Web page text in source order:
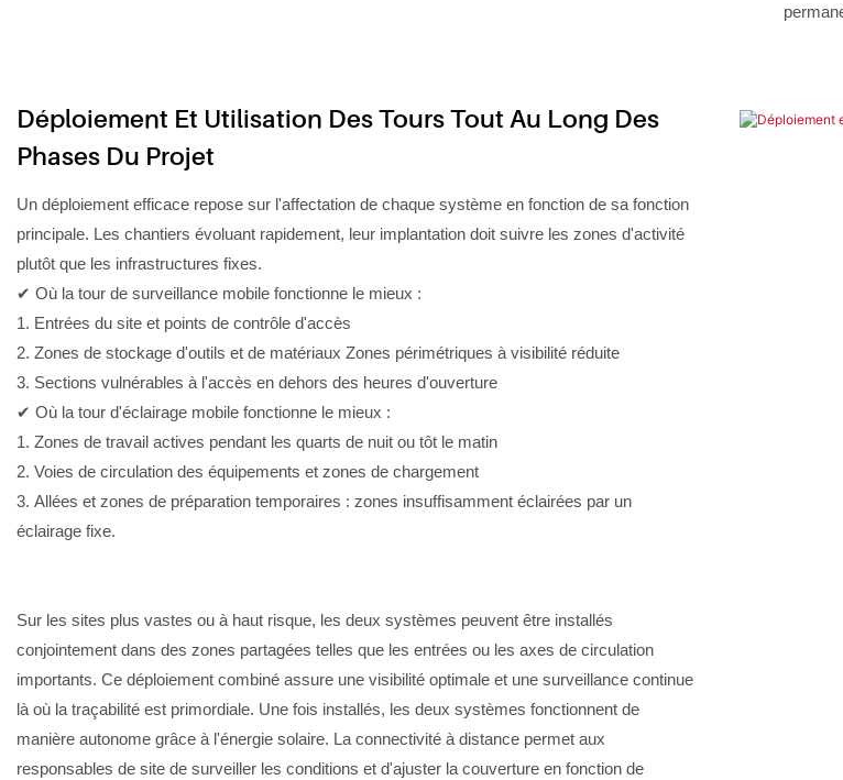
Déploiement Et Utilisation Des Tours Tout Au Long Des
Phases Du Projet
Un déploiement efficace repose sur l'affectation de chaque système en fonction de sa fonction
principale. Les chantiers évoluant rapidement, leur implantation doit suivre les zones d'activité
plutôt que les infrastructures fixes.
✔ Où la tour de surveillance mobile fonctionne le mieux :
1. Entrées du site et points de contrôle d'accès
2. Zones de stockage d'outils et de matériaux Zones périmétriques à visibilité réduite
3. Sections vulnérables à l'accès en dehors des heures d'ouverture
✔ Où la tour d'éclairage mobile fonctionne le mieux :
1. Zones de travail actives pendant les quarts de nuit ou tôt le matin
2. Voies de circulation des équipements et zones de chargement
3. Allées et zones de préparation temporaires : zones insuffisamment éclairées par un
éclairage fixe.
Sur les sites plus vastes ou à haut risque, les deux systèmes peuvent être installés
conjointement dans des zones partagées telles que les entrées ou les axes de circulation
importants. Ce déploiement combiné assure une visibilité optimale et une surveillance continue
là où la traçabilité est primordiale. Une fois installés, les deux systèmes fonctionnent de
manière autonome grâce à l'énergie solaire. La connectivité à distance permet aux
responsables de site de surveiller les conditions et d'ajuster la couverture en fonction de